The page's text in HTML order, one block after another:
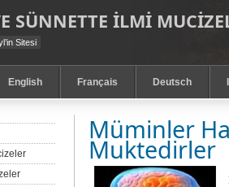
SÜNNETTE ILMI
Sitesi
English Français Deutsch
Müminler
Muktedirler